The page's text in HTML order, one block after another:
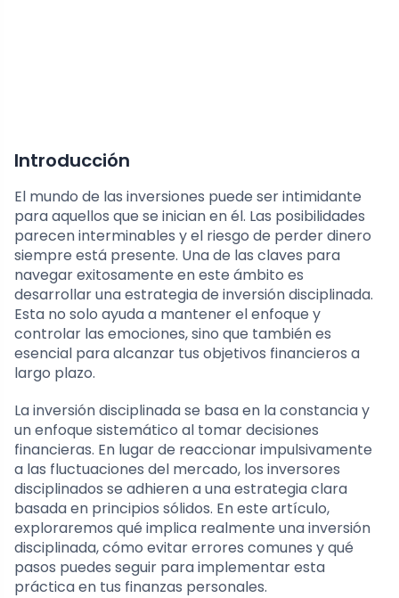
Introducción
El mundo de las inversiones puede ser intimidante
para aquellos que se inician en él. Las posibilidades
parecen interminables y el riesgo de perder dinero
siempre está presente. Una de las claves para
navegar exitosamente en este ámbito es
desarrollar una estrategia de inversión disciplinada.
Esta no solo ayuda a mantener el enfoque y
controlar las emociones, sino que también es
esencial para alcanzar tus objetivos financieros a
largo plazo.
La inversión disciplinada se basa en la constancia y
un enfoque sistemático al tomar decisiones
financieras. En lugar de reaccionar impulsivamente
a las fluctuaciones del mercado, los inversores
disciplinados se adhieren a una estrategia clara
basada en principios sólidos. En este artículo,
exploraremos qué implica realmente una inversión
disciplinada, cómo evitar errores comunes y qué
pasos puedes seguir para implementar esta
práctica en tus finanzas personales.